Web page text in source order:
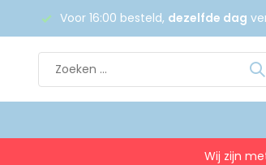
Voor 16:00 besteld, dezelfde dag
Wij zijn